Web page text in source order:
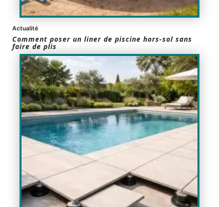
Actualité
Comment poser un liner de piscine hors-sol sans
faire de plis